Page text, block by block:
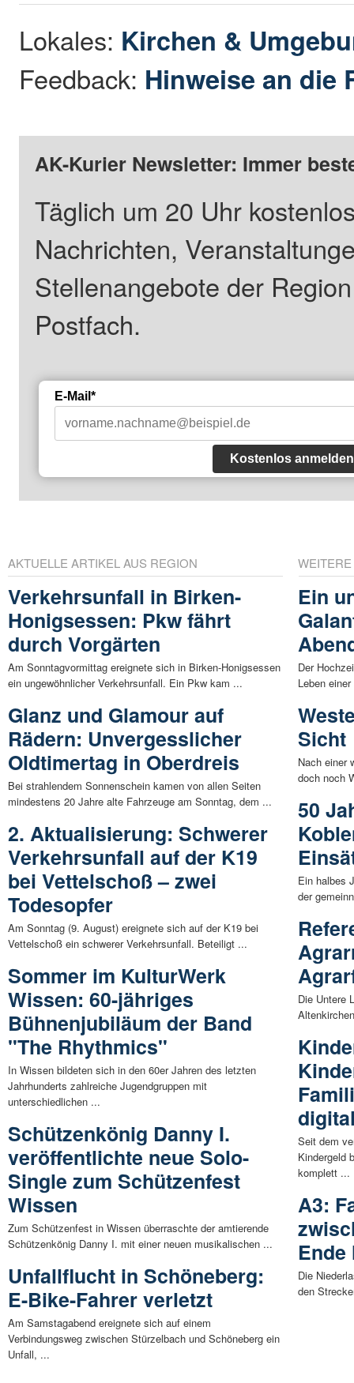
Lokales: Kirchen &
Feedback: Hinweise an die
AK-Kurier Newsletter: Immer
Täglich um 20 Uhr
Nachrichten,
Stellenangebote der
Postfach.
E-Mail*
Kostenlos anmelden
AKTUELLE ARTIKEL AUS REGION
Verkehrsunfall in Birken-
Honigsessen: Pkw fährt
durch Vorgärten
Am Sonntagvormittag ereignete sich in Birken-Honigsessen
ein ungewöhnlicher Verkehrsunfall. Ein Pkw kam ...
Glanz und Glamour auf
Rädern: Unvergesslicher
Oldtimertag in Oberdreis
Bei strahlendem Sonnenschein kamen von allen Seiten
mindestens 20 Jahre alte Fahrzeuge am Sonntag, dem ...
2. Aktualisierung: Schwerer
Verkehrsunfall auf der K19
bei Vettelschoß – zwei
Todesopfer
Am Sonntag (9. August) ereignete sich auf der K19 bei
Vettelschoß ein schwerer Verkehrsunfall. Beteiligt ...
Sommer im KulturWerk
Wissen: 60-jähriges
Bühnenjubiläum der Band
"The Rhythmics"
In Wissen bildeten sich in den 60er Jahren des letzten
Jahrhunderts zahlreiche Jugendgruppen mit
unterschiedlichen ...
Schützenkönig Danny I.
veröffentlichte neue Solo-
Single zum Schützenfest
Wissen
Zum Schützenfest in Wissen überraschte der amtierende
Schützenkönig Danny I. mit einer neuen musikalischen ...
Unfallflucht in Schöneberg:
E-Bike-Fahrer verletzt
Am Samstagabend ereignete sich auf einem
Verbindungsweg zwischen Stürzelbach und Schöneberg ein
Unfall, ...
Ein
Der
Leben
Sicht
Nach einer
doch noch
50
Ein halbes
der
Die Untere
Seit dem
Kindergeld
komplett ...
A3:
Ende
Die
den